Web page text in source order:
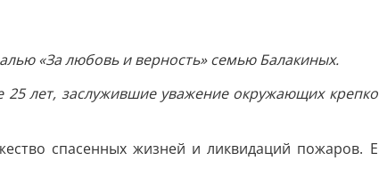
«За любовь и верность» семью Балакиных.
лет, заслужившие уважение окружающих
спасенных жизней и ликвидаций пожаров.